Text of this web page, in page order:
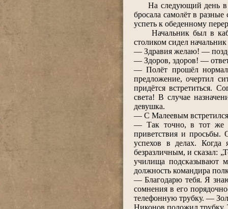
На следующий день в
бросала самолёт в
успеть к обеденному
Начальник был в
столиком сидел
― Здравия желаю! ―
― Здоров, здоров! ―
― Полёт прошёл
предложение, очертил
придётся встретиться.
света! В случае
девушка.
― С Малеевым
― Так точно, в тот же
приветствия и просьбы.
успехов в делах.
безразличным, и сказал:
училища подсказывают
должность командира
― Благодарю тебя. Я
сомнения в его
телефонную трубку. ―
Никонов положил трубку.